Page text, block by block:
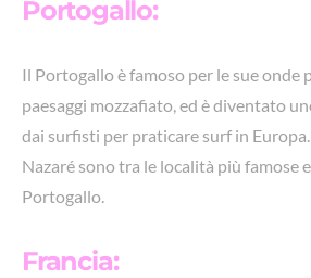
Portogallo:
Il Portogallo è famoso per le sue onde
paesaggi mozzafiato, ed è diventato
dai surfisti per praticare surf in Europa.
Nazaré sono tra le località più famose
Portogallo.
Francia: